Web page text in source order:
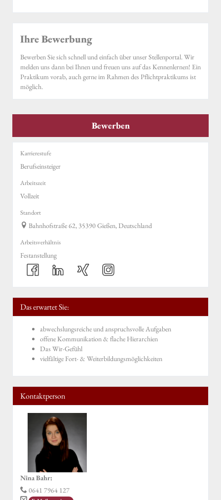
Ihre Bewerbung
Bewerben Sie sich schnell und einfach über unser Stellenportal. Wir
melden uns dann bei Ihnen und freuen uns auf das Kennenlernen! Ein
Praktikum vorab, auch gerne im Rahmen des Pflichtpraktikums ist
möglich.
Bewerben
Karrierestufe
Berufseinsteiger
Arbeitszeit
Vollzeit
Standort
Bahnhofstraße 62, 35390 Gießen, Deutschland
Arbeitsverhältnis
Festanstellung
Das erwartet Sie:
abwechslungsreiche und anspruchsvolle Aufgaben
offene Kommunikation & flache Hierarchien
Das Wir-Gefühl
vielfältige Fort- & Weiterbildungsmöglichkeiten
Kontaktperson
Nina Bahr:
0641 7964 127